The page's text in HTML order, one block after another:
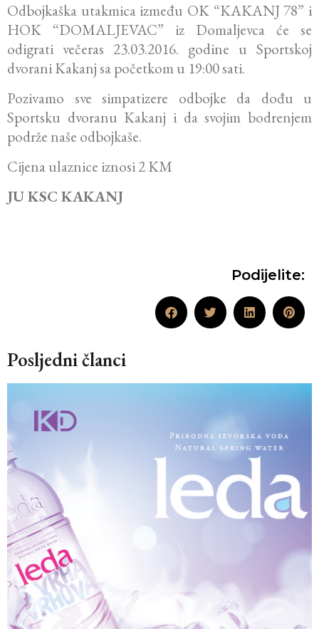
Odbojkaška utakmica između OK “KAKANJ 78” i
HOK “DOMALJEVAC” iz Domaljevca će se
odigrati večeras 23.03.2016. godine u Sportskoj
dvorani Kakanj sa početkom u 19:00 sati.
Pozivamo sve simpatizere odbojke da dođu u
Sportsku dvoranu Kakanj i da svojim bodrenjem
podrže naše odbojkaše.
Cijena ulaznice iznosi 2 KM
JU KSC KAKANJ
Podijelite:
Posljedni članci